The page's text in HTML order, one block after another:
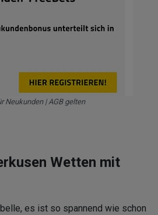
Neukunden | AGB gelten
Wetten mit
es ist so spannend wie schon